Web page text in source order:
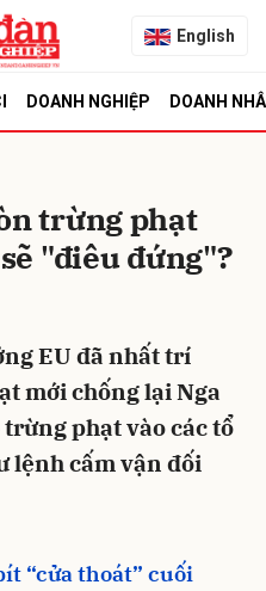
English
DOANH NGHIỆP DOANH
trừng phạt
"điêu đứng"?
EU đã nhất trí
mới chống lại Nga
phạt vào các tổ
lệnh cấm vận đối
“cửa thoát” cuối
Hủy